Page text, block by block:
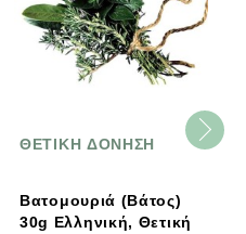
ΘΕΤΙΚΗ ΔΟΝΗΣΗ
Βατομουριά (Βάτος)
30g Ελληνική, Θετική